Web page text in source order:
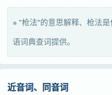
※ "枪法"的意思解释、枪法
语词典查词提供。
近音词、同音词